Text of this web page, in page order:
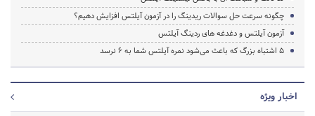
چگونه سرعت حل سوالات ریدینگ را در آزمون آیلتس افزایش دهیم؟
آزمون آیلتس و دغدغه های ردینگ آیلتس
5 اشتباه بزرگ که باعث می‌شود نمره آیلتس شما به 6 نرسد
اخبار ویژه